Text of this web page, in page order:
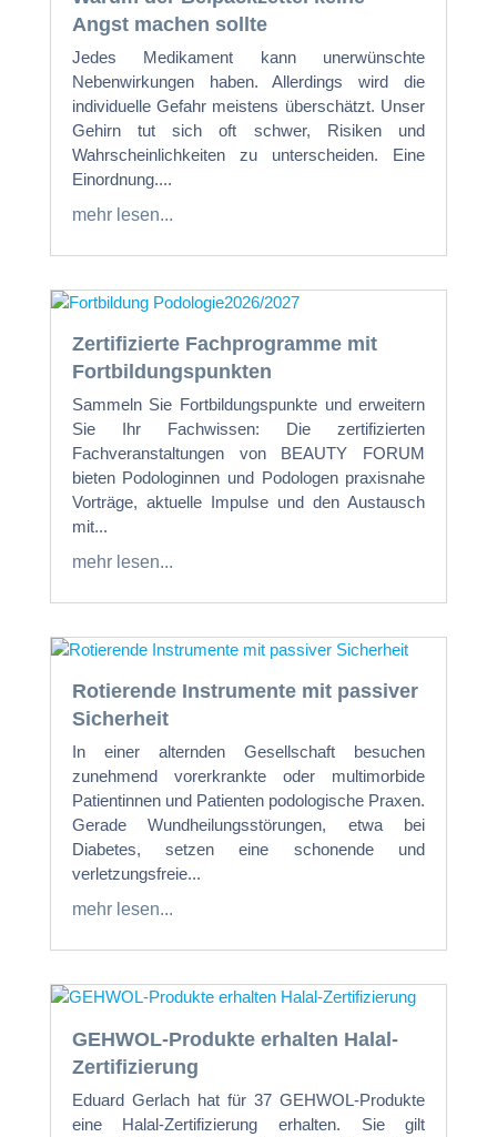
Angst machen sollte
Jedes Medikament kann unerwünschte
Nebenwirkungen haben. Allerdings wird die
individuelle Gefahr meistens überschätzt. Unser
Gehirn tut sich oft schwer, Risiken und
Wahrscheinlichkeiten zu unterscheiden. Eine
Einordnung....
mehr lesen...
Zertifizierte Fachprogramme mit
Fortbildungspunkten
Sammeln Sie Fortbildungspunkte und erweitern
Sie Ihr Fachwissen: Die zertifizierten
Fachveranstaltungen von BEAUTY FORUM
bieten Podologinnen und Podologen praxisnahe
Vorträge, aktuelle Impulse und den Austausch
mit...
mehr lesen...
Rotierende Instrumente mit passiver
Sicherheit
In einer alternden Gesellschaft besuchen
zunehmend vorerkrankte oder multimorbide
Patientinnen und Patienten podologische Praxen.
Gerade Wundheilungsstörungen, etwa bei
Diabetes, setzen eine schonende und
verletzungsfreie...
mehr lesen...
GEHWOL-Produkte erhalten Halal-
Zertifizierung
Eduard Gerlach hat für 37 GEHWOL-Produkte
eine Halal-Zertifizierung erhalten. Sie gilt